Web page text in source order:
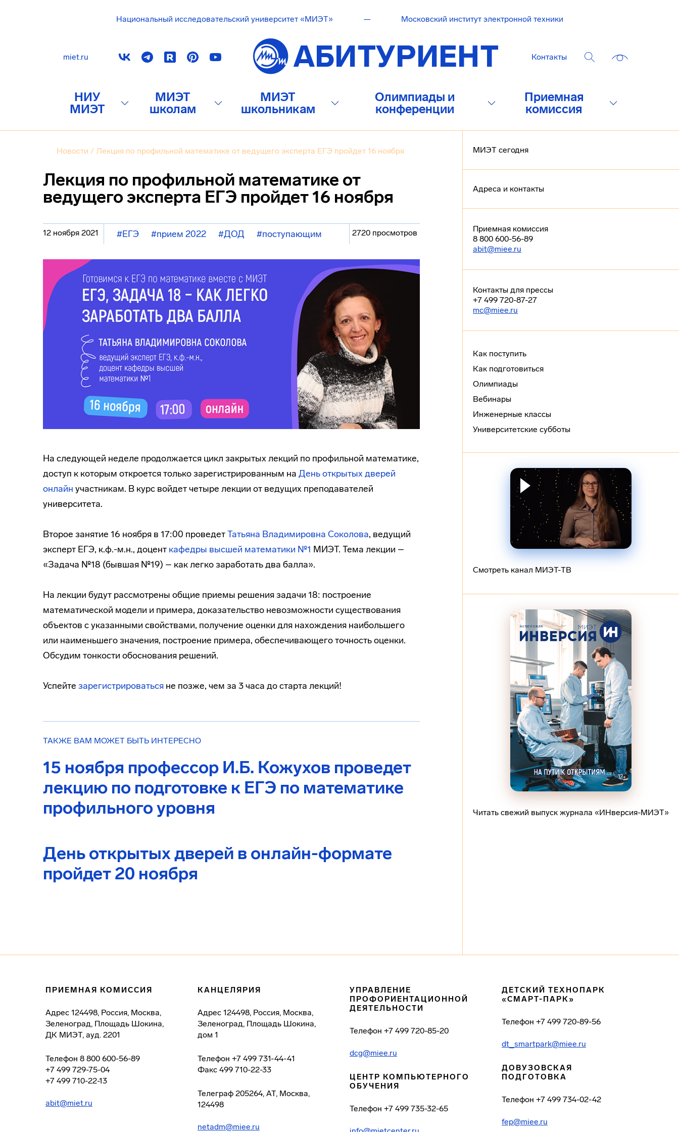
Национальный исследовательский университет «МИЭТ» — Московский институт электронной техники
miet.ru Контакты
НИУ
МИЭТ
МИЭТ
школам
МИЭТ
школьникам
Олимпиады и
конференции
Приемная
комиссия
Новости / Лекция по профильной математике от ведущего эксперта ЕГЭ пройдет 16 ноября
Лекция по профильной математике от
ведущего эксперта ЕГЭ пройдет 16 ноября
12 ноября 2021 #ЕГЭ #прием 2022 #ДОД #поступающим 2720 просмотров
На следующей неделе продолжается цикл закрытых лекций по профильной математике,
доступ к которым откроется только зарегистрированным на День открытых дверей
онлайн участникам. В курс войдет четыре лекции от ведущих преподавателей
университета.
Второе занятие 16 ноября в 17:00 проведетТатьяна Владимировна Соколова, ведущий
эксперт ЕГЭ, к.ф.-м.н., доцент кафедры высшей математики №1 МИЭТ. Тема лекции –
«Задача №18 (бывшая №19) – как легко заработать два балла».
На лекции будут рассмотрены общие приемы решения задачи 18: построение
математической модели и примера, доказательство невозможности существования
объектов с указанными свойствами, получение оценки для нахождения наибольшего
или наименьшего значения, построение примера, обеспечивающего точность оценки.
Обсудим тонкости обоснования решений.
Успейте зарегистрироватьсяне позже, чем за 3 часа до старта лекций!
ТАКЖЕ ВАМ МОЖЕТ БЫТЬ ИНТЕРЕСНО
15 ноября профессор И.Б. Кожухов проведет
лекцию по подготовке к ЕГЭ по математике
профильного уровня
День открытых дверей в онлайн-формате
пройдет 20 ноября
МИЭТ сегодня
Адреса и контакты
Приемная комиссия
8 800 600-56-89
abit@miee.ru
Контакты для прессы
+7 499 720-87-27
mc@miee.ru
Как поступить
Как подготовиться
Олимпиады
Вебинары
Инженерные классы
Университетские субботы
Смотреть канал МИЭТ-ТВ
Читать свежий выпуск журнала «ИНверсия-МИЭТ»
ПРИЕМНАЯ КОМИССИЯ
Адрес 124498, Россия, Москва,
Зеленоград, Площадь Шокина,
ДК МИЭТ, ауд. 2201
Телефон 8 800 600-56-89
+7 499 729-75-04
+7 499 710-22-13
abit@miet.ru
КАНЦЕЛЯРИЯ
Адрес 124498, Россия, Москва,
Зеленоград, Площадь Шокина,
дом 1
Телефон +7 499 731-44-41
Факс 499 710-22-33
Телеграф 205264, АТ, Москва,
124498
netadm@miee.ru
УПРАВЛЕНИЕ
ПРОФОРИЕНТАЦИОННОЙ
ДЕЯТЕЛЬНОСТИ
Телефон +7 499 720-85-20
dcg@miee.ru
ЦЕНТР КОМПЬЮТЕРНОГО
ОБУЧЕНИЯ
Телефон +7 499 735-32-65
ДЕТСКИЙ ТЕХНОПАРК
«СМАРТ-ПАРК»
Телефон +7 499 720-89-56
dt_smartpark@miee.ru
ДОВУЗОВСКАЯ
ПОДГОТОВКА
Телефон +7 499 734-02-42
fep@miee.ru